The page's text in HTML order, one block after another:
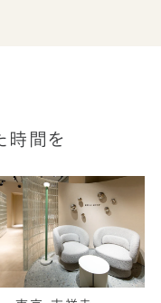
時間を